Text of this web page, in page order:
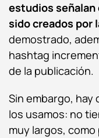
estudios señalan
sido creados por
demostrado,
hashtag
de la publicación.
Sin embargo,
los usamos: no
muy largos,